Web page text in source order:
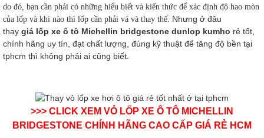
do đó, bạn cần phải có những hiểu biết và kiến thức để xác định độ hao mòn
của lốp và khi nào thì lốp cần phải vá và thay thế. Nhưng ở đâu
thay giá lốp xe ô tô Michellin bridgestone dunlop kumho rẻ tốt,
chính hãng uy tín, đạt chất lượng, đúng kỹ thuật để tăng độ bền tại
tphcm thì không phải ai cũng biết.
>>> CLICK XEM VỎ LỐP XE Ô TÔ MICHELLIN
BRIDGESTONE CHÍNH HÃNG CAO CẤP GIÁ RẺ HCM